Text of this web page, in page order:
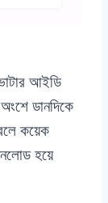
আইডি
ডানদিকে
কয়েক
হয়ে